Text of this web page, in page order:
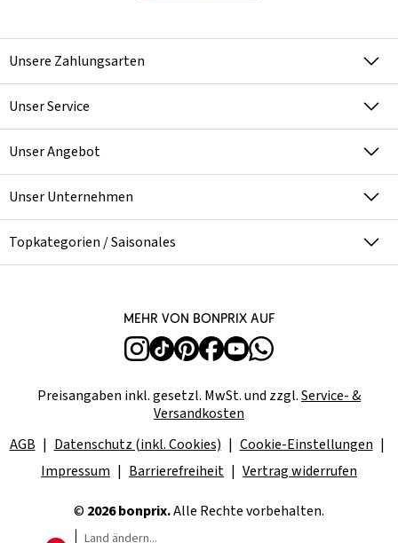
Unsere Zahlungsarten
Unser Service
Unser Angebot
Unser Unternehmen
Topkategorien / Saisonales
Mehr von bonprix auf
Preisangaben inkl. gesetzl. MwSt. und zzgl.Service- &
Versandkosten
AGB
Datenschutz (inkl. Cookies)
Cookie-Einstellungen
Impressum
Barrierefreiheit Vertrag widerrufen
© 2026 bonprix.Alle Rechte vorbehalten.
Land ändern...